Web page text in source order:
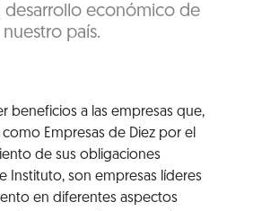
desarrollo económico de
nuestro país.
beneficios a las empresas que,
Empresas de Diez por el
de sus obligaciones
Instituto, son empresas líderes
en diferentes aspectos